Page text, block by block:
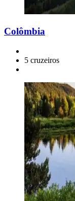
Colômbia
5 cruzeiros